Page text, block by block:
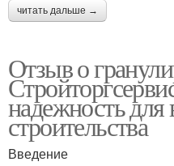
читать дальше →
Отзыв о
надежность для
строительства
Введение